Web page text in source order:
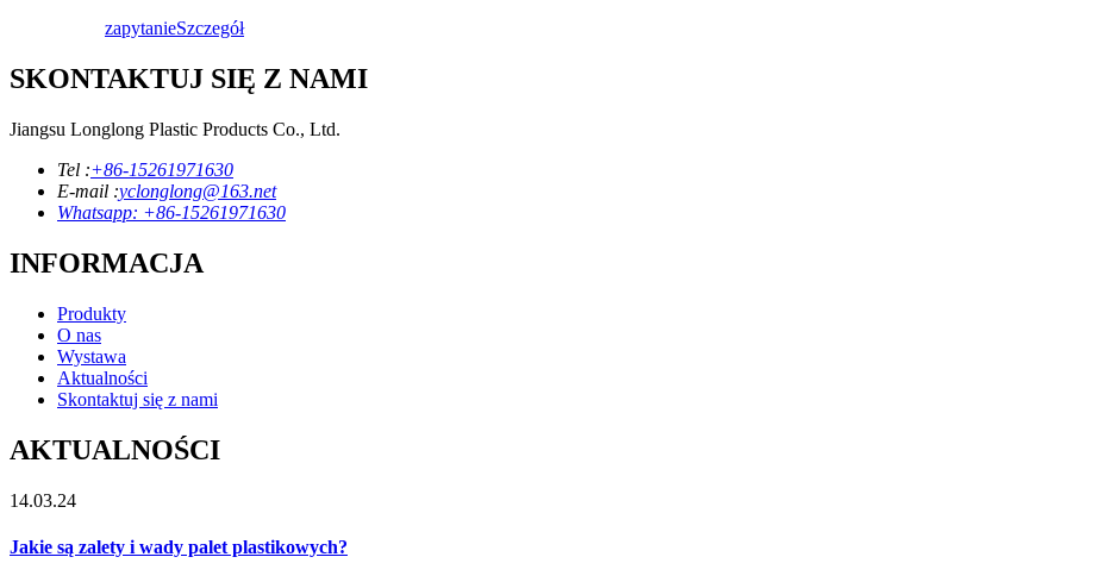
zapytanieSzczegół
SKONTAKTUJ SIĘ Z NAMI
Jiangsu Longlong Plastic Products Co., Ltd.
Tel :+86-15261971630
E-mail :yclonglong@163.net
Whatsapp: +86-15261971630
INFORMACJA
Produkty
O nas
Wystawa
Aktualności
Skontaktuj się z nami
AKTUALNOŚCI
14.03.24
Jakie są zalety i wady palet plastikowych?